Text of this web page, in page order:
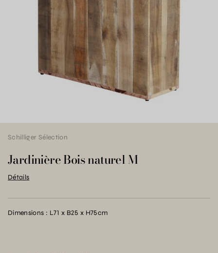
Schilliger Sélection
Jardinière Bois naturel M
Détails
Dimensions : L71 x B25 x H75cm